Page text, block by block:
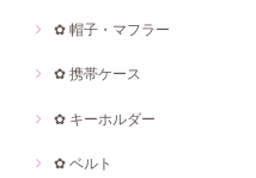
✿ 帽子・マフラー
✿ 携帯ケース
✿ キーホルダー
✿ ベルト